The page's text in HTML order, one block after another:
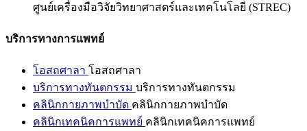
ศูนย์เครื่องมือวิจัยวิทยาศาสตร์และเทคโนโลยี (STREC)
บริการทางการแพทย์
โอสถศาลา โอสถศาลา
บริการทางทันตกรรม บริการทางทันตกรรม
คลินิกกายภาพบำบัด คลินิกกายภาพบำบัด
คลินิกเทคนิคการแพทย์ คลินิกเทคนิคการแพทย์